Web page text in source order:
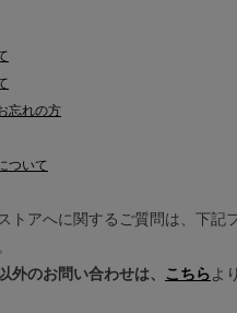
忘れの方
ついて
トアへに関するご質問は、下記
外のお問い合わせは、 こちらよ